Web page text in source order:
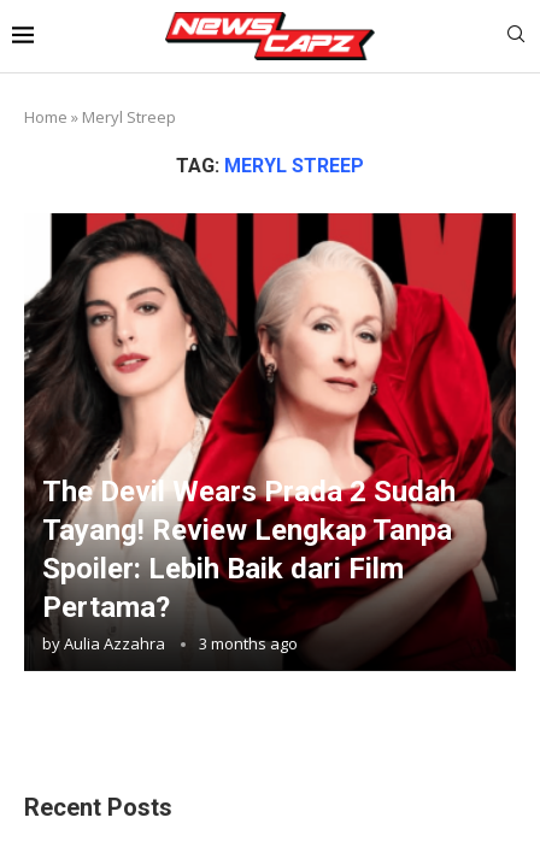
Home » Meryl Streep
TAG: MERYL STREEP
The Devil Wears Prada 2 Sudah
Tayang! Review Lengkap Tanpa
Spoiler: Lebih Baik dari Film
Pertama?
byAulia Azzahra 3 months ago
Recent Posts